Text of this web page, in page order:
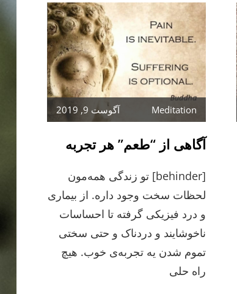
Meditation آگوست 9, 2019
آگاهی از “طعم” هر تجربه
[behinder] تو زندگی همه‌مون
لحظات سخت وجود داره. از بیماری
و درد فیزیکی گرفته تا احساسات
ناخوشایند و دردناک و حتی سختی
تموم شدن یه تجربه‌ی خوب. هیچ
راه‌ حلی